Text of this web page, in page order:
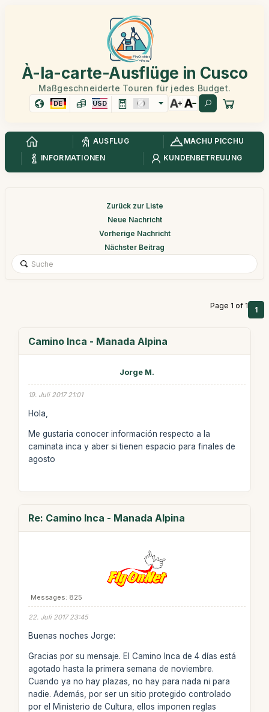
À-la-carte-Ausflüge in Cusco
Maßgeschneiderte Touren für jedes Budget.
DE USD
AUSFLUG
MACHU PICCHU
INFORMATIONEN
KUNDENBETREUUNG
Zurück zur Liste
Neue Nachricht
Vorherige Nachricht
Nächster Beitrag
Page 1 of 1 1
Camino Inca - Manada Alpina
Jorge M.
19. Juli 2017 21:01
Hola,
Me gustaria conocer información respecto a la
caminata inca y aber si tienen espacio para finales de
agosto
Re: Camino Inca - Manada Alpina
Messages: 825
22. Juli 2017 23:45
Buenas noches Jorge:
Gracias por su mensaje. El Camino Inca de 4 días está
agotado hasta la primera semana de noviembre.
Cuando ya no hay plazas, no hay para nada ni para
nadie. Además, por ser un sitio protegido controlado
por el Ministerio de Cultura, ellos imponen reglas